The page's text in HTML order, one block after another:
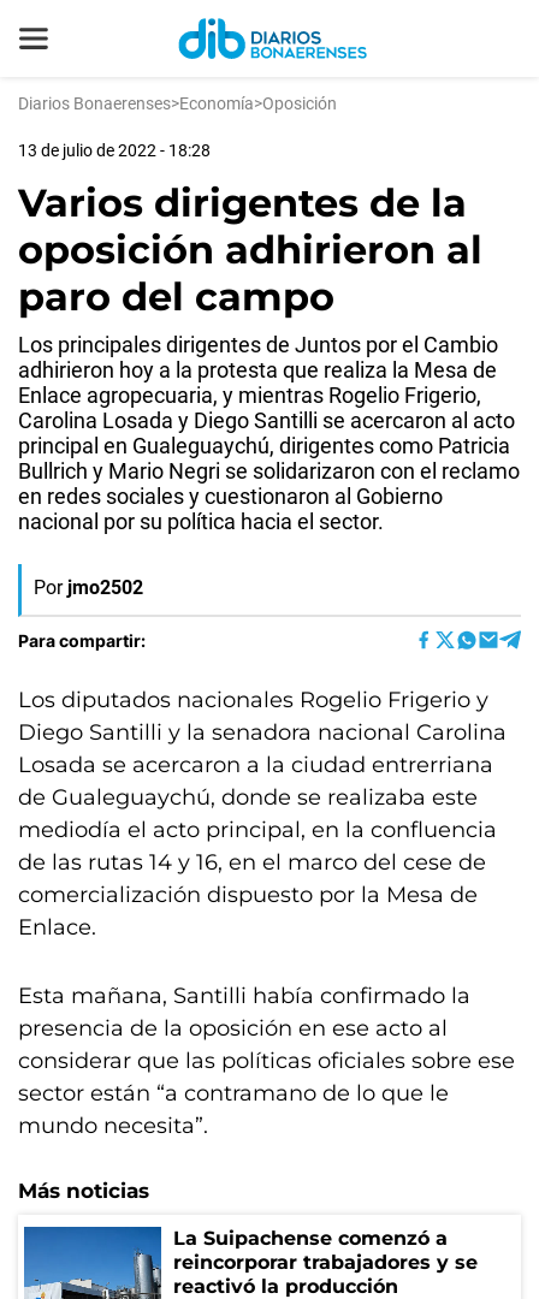
Diarios Bonaerenses>Economía>Oposición
13 de julio de 2022 - 18:28
Varios dirigentes de la
oposición adhirieron al
paro del campo
Los principales dirigentes de Juntos por el Cambio
adhirieron hoy a la protesta que realiza la Mesa de
Enlace agropecuaria, y mientras Rogelio Frigerio,
Carolina Losada y Diego Santilli se acercaron al acto
principal en Gualeguaychú, dirigentes como Patricia
Bullrich y Mario Negri se solidarizaron con el reclamo
en redes sociales y cuestionaron al Gobierno
nacional por su política hacia el sector.
Por jmo2502
Para compartir:
Los diputados nacionales Rogelio Frigerio y
Diego Santilli y la senadora nacional Carolina
Losada se acercaron a la ciudad entrerriana
de Gualeguaychú, donde se realizaba este
mediodía el acto principal, en la confluencia
de las rutas 14 y 16, en el marco del cese de
comercialización dispuesto por la Mesa de
Enlace.
Esta mañana, Santilli había confirmado la
presencia de la oposición en ese acto al
considerar que las políticas oficiales sobre ese
sector están “a contramano de lo que le
mundo necesita”.
Más noticias
La Suipachense comenzó a
reincorporar trabajadores y se
reactivó la producción